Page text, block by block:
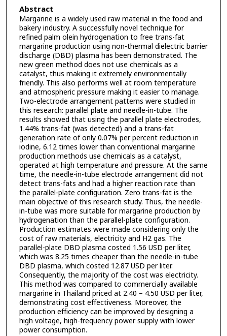
Abstract
Margarine is a widely used raw material in the food and
bakery industry. A successfully novel technique for
refined palm olein hydrogenation to free trans-fat
margarine production using non-thermal dielectric barrier
discharge (DBD) plasma has been demonstrated. The
new green method does not use chemicals as a
catalyst, thus making it extremely environmentally
friendly. This also performs well at room temperature
and atmospheric pressure making it easier to manage.
Two-electrode arrangement patterns were studied in
this research: parallel plate and needle-in-tube. The
results showed that using the parallel plate electrodes,
1.44% trans-fat (was detected) and a trans-fat
generation rate of only 0.07% per percent reduction in
iodine, 6.12 times lower than conventional margarine
production methods use chemicals as a catalyst,
operated at high temperature and pressure. At the same
time, the needle-in-tube electrode arrangement did not
detect trans-fats and had a higher reaction rate than
the parallel-plate configuration. Zero trans-fat is the
main objective of this research study. Thus, the needle-
in-tube was more suitable for margarine production by
hydrogenation than the parallel-plate configuration.
Production estimates were made considering only the
cost of raw materials, electricity and H2 gas. The
parallel-plate DBD plasma costed 1.56 USD per liter,
which was 8.25 times cheaper than the needle-in-tube
DBD plasma, which costed 12.87 USD per liter.
Consequently, the majority of the cost was electricity.
This method was compared to commercially available
margarine in Thailand priced at 2.40 – 4.50 USD per liter,
demonstrating cost effectiveness. Moreover, the
production efficiency can be improved by designing a
high voltage, high-frequency power supply with lower
power consumption.